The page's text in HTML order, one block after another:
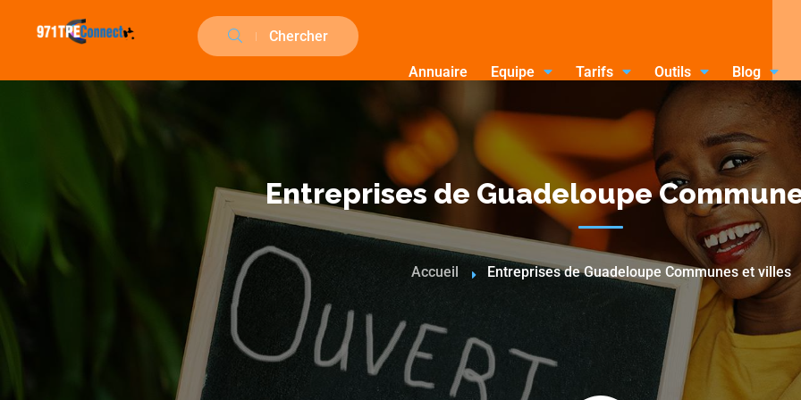
Chercher
Annuaire Equipe Tarifs Outils Blog
Entreprises de Guadeloupe
Accueil Entreprises de Guadeloupe Communes et villes